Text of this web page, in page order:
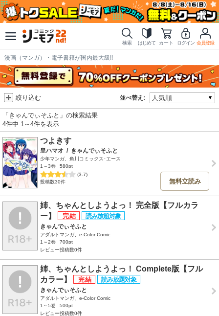
検索 はじめて カート ログイン 会員登録
漫画（マンガ）・電子書籍が国内最大級!!
並べ替え:
絞り込む
「きゃんでぃそふと」の検索結果
4件中 1～4件を表示
つよきす
皇ハマオ / きゃんでぃそふと
少年マンガ、角川コミックス･エース
1～3巻
580pt
(3.7)
投稿数30件
無料立読み
姉、ちゃんとしようよっ！ 完全版【フルカラ
ー】
きゃんでぃそふと
アダルトマンガ、e-Color Comic
1～2巻
700pt
レビュー投稿数0件
姉、ちゃんとしようよっ！ Complete版【フル
カラー】
きゃんでぃそふと
アダルトマンガ、e-Color Comic
1～5巻
500pt
レビュー投稿数0件